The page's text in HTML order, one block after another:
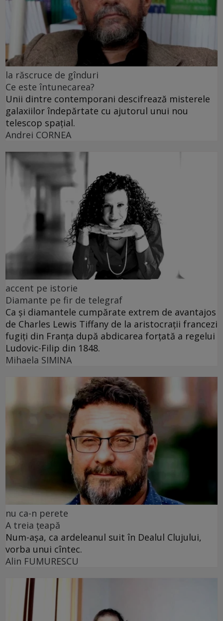
la răscruce de gînduri
Ce este întunecarea?
Unii dintre contemporani descifrează misterele
galaxiilor îndepărtate cu ajutorul unui nou
telescop spațial.
Andrei CORNEA
accent pe istorie
Diamante pe fir de telegraf
Ca și diamantele cumpărate extrem de avantajos
de Charles Lewis Tiffany de la aristocrații francezi
fugiți din Franța după abdicarea forțată a regelui
Ludovic-Filip din 1848.
Mihaela SIMINA
nu ca-n perete
A treia țeapă
Num-așa, ca ardeleanul suit în Dealul Clujului,
vorba unui cîntec.
Alin FUMURESCU